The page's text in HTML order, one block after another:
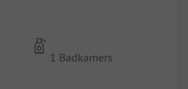
1 Badkamers